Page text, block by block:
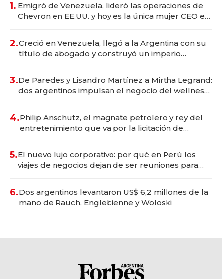
1. Emigró de Venezuela, lideró las operaciones de
Chevron en EE.UU. y hoy es la única mujer CEO en
2.Creció en Venezuela, llegó a la Argentina con su
título de abogado y construyó un imperio
3.De Paredes y Lisandro Martínez a Mirtha Legrand:
dos argentinos impulsan el negocio del wellness
4.Philip Anschutz, el magnate petrolero y rey del
entretenimiento que va por la licitación de
5.El nuevo lujo corporativo: por qué en Perú los
viajes de negocios dejan de ser reuniones para
6.Dos argentinos levantaron US$ 6,2 millones de la
mano de Rauch, Englebienne y Woloski